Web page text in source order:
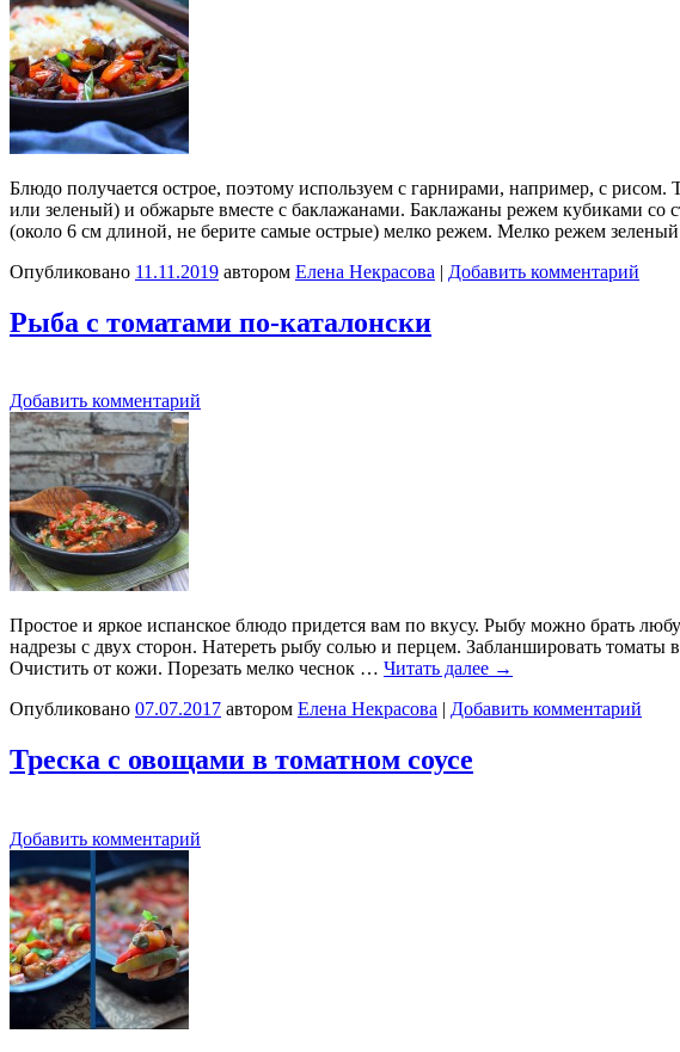
Блюдо получается острое, поэтому используем с гарнирами, например, с
или зеленый) и обжарьте вместе с баклажанами. Баклажаны режем кубиками
(около 6 см длиной, не берите самые острые) мелко режем. Мелко режем
Опубликовано 11.11.2019 автором Елена Некрасова | Добавить комментарий
Рыба с томатами по-каталонски
Добавить комментарий
Простое и яркое испанское блюдо придется вам по вкусу. Рыбу можно брать
надрезы с двух сторон. Натереть рыбу солью и перцем. Забланшировать томаты
Очистить от кожи. Порезать мелко чеснок … Читать далее →
Опубликовано 07.07.2017 автором Елена Некрасова Добавить комментарий
Треска с овощами в томатном соусе
Добавить комментарий